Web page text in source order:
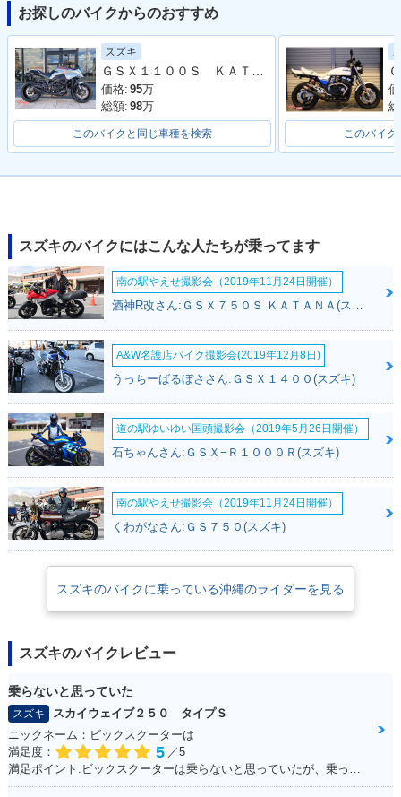
お探しのバイクからのおすすめ
スズキ
価格: 95万
総額: 98万
このバイクと同じ車種を検索 このバイ
スズキのバイクにはこんな人たちが乗ってます
南の駅やえせ撮影会（2019年11月24日開催）
酒神R改さん:ＧＳＸ７５０Ｓ ＫＡＴＡＮＡ(スズキ)
A&W名護店バイク撮影会(2019年12月8日)
うっちーばるぼささん:ＧＳＸ１４００(スズキ)
道の駅ゆいゆい国頭撮影会（2019年5月26日開催）
石ちゃんさん:ＧＳＸ−Ｒ１０００Ｒ(スズキ)
南の駅やえせ撮影会（2019年11月24日開催）
くわがなさん:ＧＳ７５０(スズキ)
スズキのバイクに乗っている沖縄のライダーを見る
スズキのバイクレビュー
乗らないと思っていた
スズキ
スカイウェイブ２５０ タイプＳ
ニックネーム：ビックスクーターは
満足度：
5 ／5
満足ポイント:ビックスクーターは乗らないと思っていたが、乗ってみると離れなれなくなった。 運転しやすい！メットイン大きい！走りのストレスもない！ 通勤・通学にぴったりで、とても良い足☆ カスタムパーツも多くて楽しい！結局楽しいオススメの一台になりました！